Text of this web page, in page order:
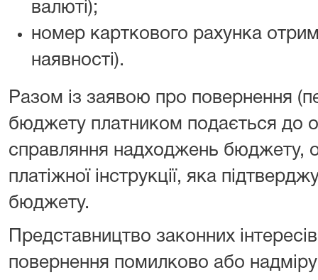
валюті);
номер карткового рахунка
наявності).
Разом із заявою про повернення
бюджету платником подається до
справляння надходжень бюджету,
платіжної інструкції, яка
бюджету.
Представництво законних
повернення помилково або